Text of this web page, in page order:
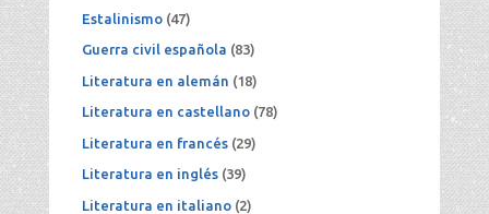
Estalinismo(47)
Guerra civil española (83)
Literatura en alemán (18)
Literatura en castellano(78)
Literatura en francés(29)
Literatura en inglés(39)
Literatura en italiano(2)